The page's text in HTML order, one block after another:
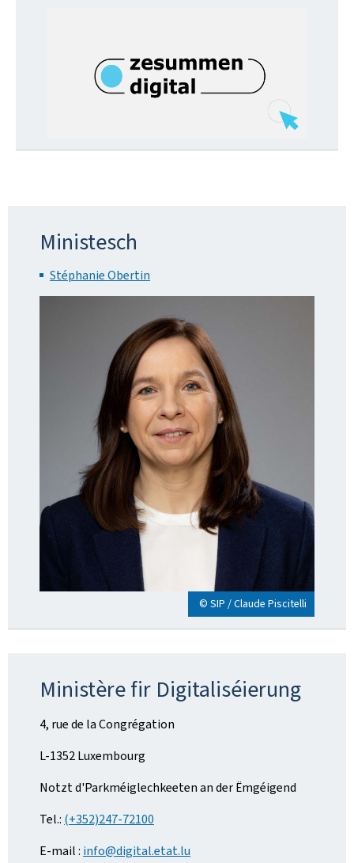
Ministesch
Stéphanie Obertin
© SIP / Claude Piscitelli
Ministère fir Digitaliséierung
4, rue de la Congrégation
L-1352 Luxembourg
Notzt d'Parkméiglechkeeten an der Ëmgéigend
Tel.: (+352)247-72100
E-mail : info@digital.etat.lu